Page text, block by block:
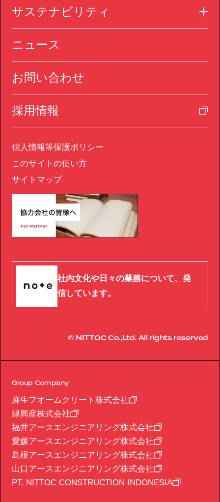
サステナビリティ
ニュース
お問い合わせ
採用情報
個人情報等保護ポリシー
このサイトの使い方
サイトマップ
社内文化や日々の業務について、発
信しています。
© NITTOC Co.,Ltd. All rights reserved
Group Company
麻生フオームクリート株式会社
緑興産株式会社
福井アースエンジニアリング株式会社
愛媛アースエンジニアリング株式会社
島根アースエンジニアリング株式会社
山口アースエンジニアリング株式会社
PT. NITTOC CONSTRUCTION INDONESIA